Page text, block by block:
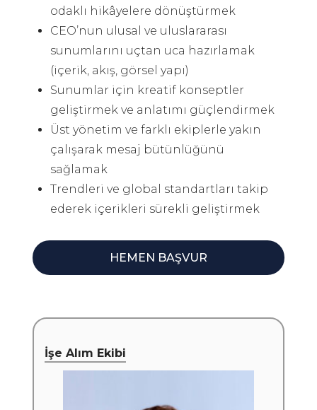
odaklı hikâyelere dönüştürmek
CEO’nun ulusal ve uluslararası
sunumlarını uçtan uca hazırlamak
(içerik, akış, görsel yapı)
Sunumlar için kreatif konseptler
geliştirmek ve anlatımı güçlendirmek
Üst yönetim ve farklı ekiplerle yakın
çalışarak mesaj bütünlüğünü
sağlamak
Trendleri ve global standartları takip
ederek içerikleri sürekli geliştirmek
HEMEN BAŞVUR
İşe Alım Ekibi